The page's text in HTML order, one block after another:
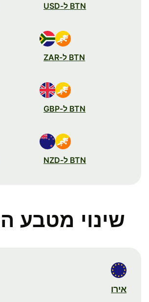
BTN ל-USD
BTN ל-ZAR
BTN ל-GBP
BTN ל-NZD
שינוי מטבע
אירו